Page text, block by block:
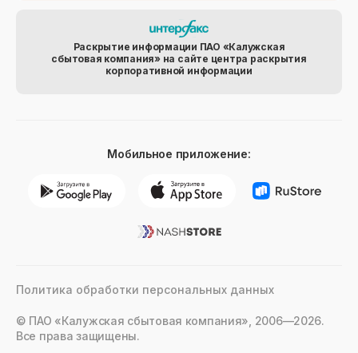
Раскрытие информации ПАО «Калужская
сбытовая компания» на сайте центра раскрытия
корпоративной информации
Мобильное приложение:
Политика обработки персональных данных
© ПАО «Калужская сбытовая компания», 2006—2026.
Все права защищены.